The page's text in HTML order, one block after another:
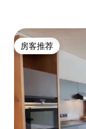
房客推荐
房客推荐